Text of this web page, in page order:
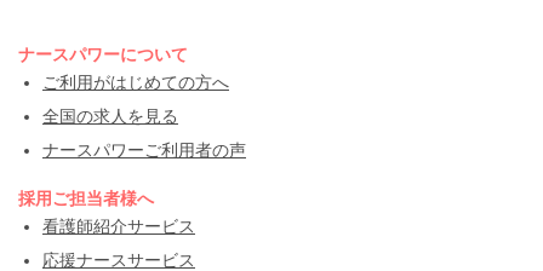
ナースパワーについて
ご利用がはじめての方へ
全国の求人を見る
ナースパワーご利用者の声
採用ご担当者様へ
看護師紹介サービス
応援ナースサービス